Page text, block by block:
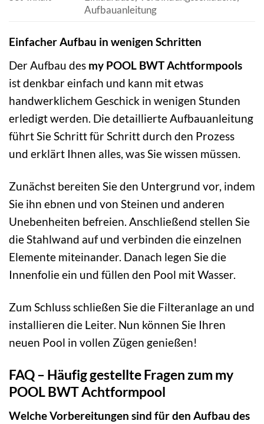
Aufbauanleitung
Einfacher Aufbau in wenigen Schritten
Der Aufbau des my POOL BWT Achtformpools
ist denkbar einfach und kann mit etwas
handwerklichem Geschick in wenigen Stunden
erledigt werden. Die detaillierte Aufbauanleitung
führt Sie Schritt für Schritt durch den Prozess
und erklärt Ihnen alles, was Sie wissen müssen.
Zunächst bereiten Sie den Untergrund vor, indem
Sie ihn ebnen und von Steinen und anderen
Unebenheiten befreien. Anschließend stellen Sie
die Stahlwand auf und verbinden die einzelnen
Elemente miteinander. Danach legen Sie die
Innenfolie ein und füllen den Pool mit Wasser.
Zum Schluss schließen Sie die Filteranlage an und
installieren die Leiter. Nun können Sie Ihren
neuen Pool in vollen Zügen genießen!
FAQ – Häufig gestellte Fragen zum my
POOL BWT Achtformpool
Welche Vorbereitungen sind für den Aufbau des